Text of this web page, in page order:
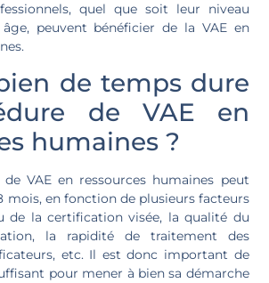
quel que soit leur niveau
peuvent bénéficier de la VAE en
de temps dure
de VAE en
humaines ?
VAE en ressources humaines peut
mois, en fonction de plusieurs facteurs
de la certification visée, la qualité du
la rapidité de traitement des
etc. Il est donc important de
pour mener à bien sa démarche